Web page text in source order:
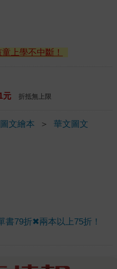
上學不中斷！
元 折抵無上限
圖文繪本 ＞ 華文圖文
79折✖兩本以上75折！